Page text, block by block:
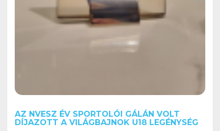
AZ NVESZ ÉV SPORTOLÓI GÁLÁN VOLT
DÍJAZOTT A VILÁGBAJNOK U18 LEGÉNYSÉG